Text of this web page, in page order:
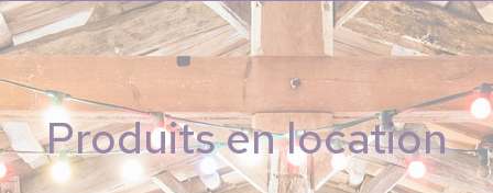
Produits en location